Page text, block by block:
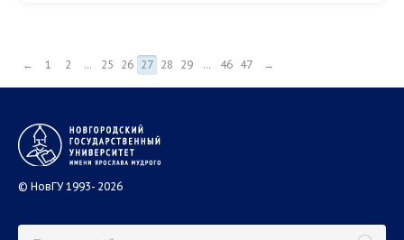
← 1 2 ... 25 26 27 28 29 ... 46 47 →
© НовГУ 1993- 2026